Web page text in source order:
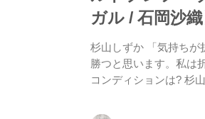
ガル / 石岡沙織
杉山しずか 「気持ちが
勝つと思います。私
コンディションは? 杉
準備は整っています